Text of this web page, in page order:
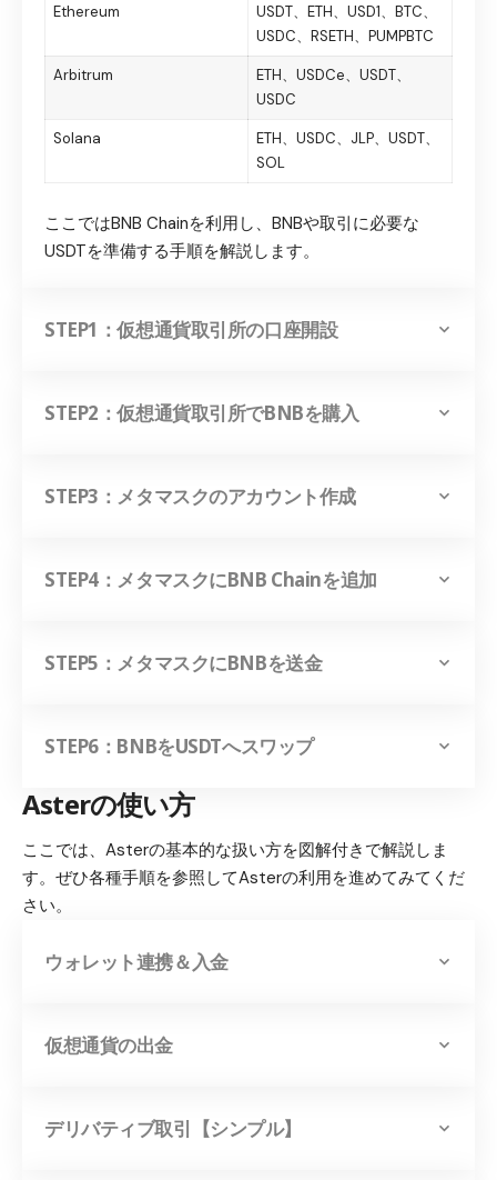
Ethereum
USDT、ETH、USD1、BTC、
USDC、RSETH、PUMPBTC
Arbitrum
ETH、USDCe、USDT、
USDC
Solana
ETH、USDC、JLP、USDT、
SOL
ここではBNB Chainを利用し、BNBや取引に必要な
USDTを準備する手順を解説します。
STEP1：仮想通貨取引所の口座開設
STEP2：仮想通貨取引所でBNBを購入
STEP3：メタマスクのアカウント作成
STEP4：メタマスクにBNB Chainを追加
STEP5：メタマスクにBNBを送金
STEP6：BNBをUSDTへスワップ
Asterの使い方
ここでは、Asterの基本的な扱い方を図解付きで解説しま
す。ぜひ各種手順を参照してAsterの利用を進めてみてくだ
さい。
ウォレット連携＆入金
仮想通貨の出金
デリバティブ取引【シンプル】